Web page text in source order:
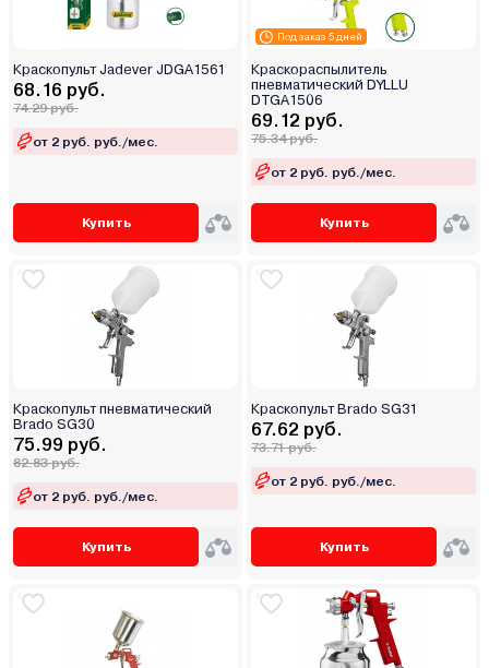
Краскопульт Jadever JDGA1561
68.16 руб.
74.29 руб.
от 2 руб. руб./мес.
Купить
Под заказ 5 дней
Краскораспылитель
пневматический DYLLU
DTGA1506
69.12 руб.
75.34 руб.
от 2 руб. руб./мес.
Купить
Краскопульт пневматический
Brado SG30
75.99 руб.
82.83 руб.
от 2 руб. руб./мес.
Купить
Краскопульт Brado SG31
67.62 руб.
73.71 руб.
от 2 руб. руб./мес.
Купить